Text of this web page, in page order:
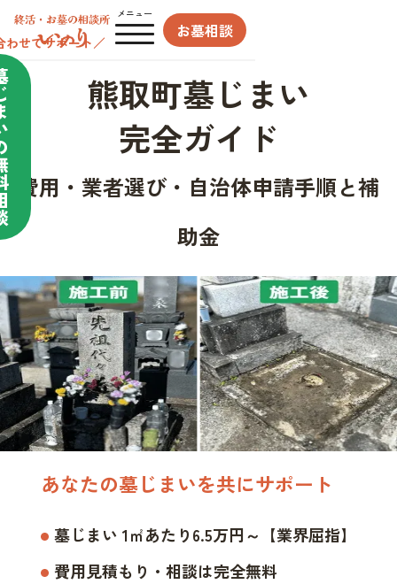
メニュー
お墓相談
わせてサポート／
熊取町墓じまい
完全ガイド
費用・業者選び・自治体申請手順と補
助金
あなたの墓じまいを共にサポート
墓じまい 1㎡あたり6.5万円～【業界屈指】
費用見積もり・相談は完全無料